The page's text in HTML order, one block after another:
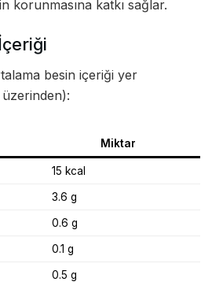
korunmasına katkı sağlar.
besin içeriği yer
Miktar
15 kcal
3.6 g
0.6 g
0.1 g
0.5 g